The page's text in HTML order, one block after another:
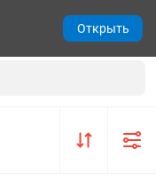
Открыть